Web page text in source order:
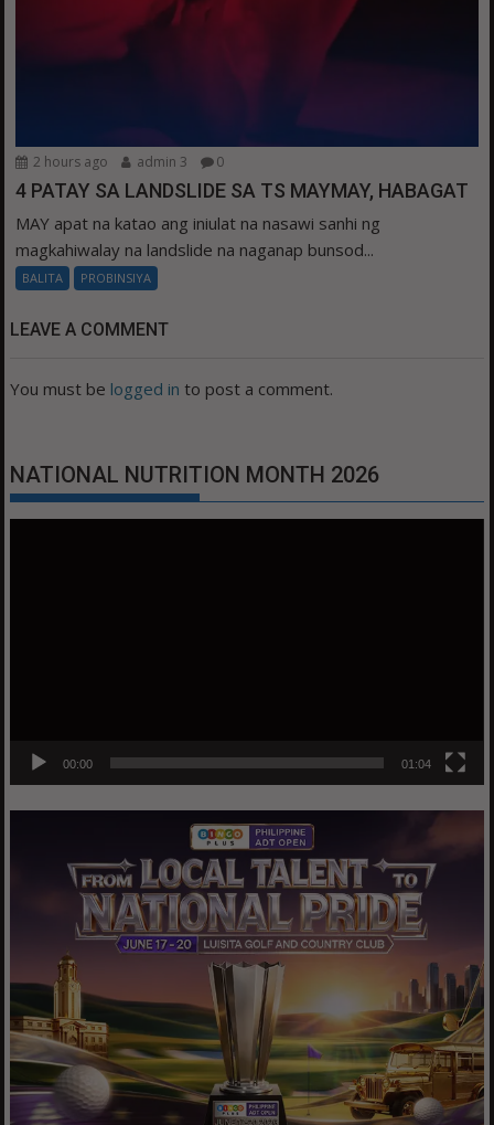
2 hours ago admin 3 0
4 PATAY SA LANDSLIDE SA TS MAYMAY, HABAGAT
MAY apat na katao ang iniulat na nasawi sanhi ng
magkahiwalay na landslide na naganap bunsod...
BALITA PROBINSIYA
LEAVE A COMMENT
You must be logged in to post a comment.
NATIONAL NUTRITION MONTH 2026
00:00 01:04